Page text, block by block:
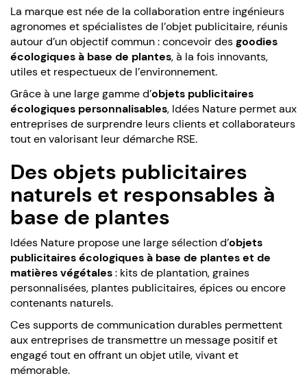
La marque est née de la collaboration entre ingénieurs
agronomes et spécialistes de l’objet publicitaire, réunis
autour d’un objectif commun : concevoir desgoodies
écologiques à base de plantes, à la fois innovants,
utiles et respectueux de l’environnement.
Grâce à une large gamme d’objets publicitaires
écologiques personnalisables, Idées Nature permet aux
entreprises de surprendre leurs clients et collaborateurs
tout en valorisant leur démarche RSE.
Des objets publicitaires
naturels et responsables à
base de plantes
Idées Nature propose une large sélection d’objets
publicitaires écologiques à base de plantes et de
matières végétales: kits de plantation, graines
personnalisées, plantes publicitaires, épices ou encore
contenants naturels.
Ces supports de communication durables permettent
aux entreprises de transmettre un message positif et
engagé tout en offrant un objet utile, vivant et
mémorable.